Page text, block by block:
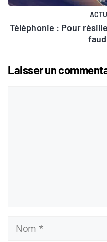
Téléphonie : Pour
Laisser un